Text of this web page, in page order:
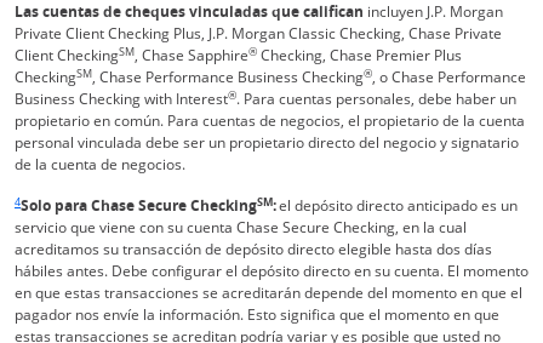
Las cuentas de cheques vinculadas que califican incluyen J.P. Morgan
Private Client Checking Plus, J.P. Morgan Classic Checking, Chase Private
Client CheckingSM, Chase Sapphire® Checking, Chase Premier Plus
CheckingSM, Chase Performance Business Checking®, o Chase Performance
Business Checking with Interest®. Para cuentas personales, debe haber un
propietario en común. Para cuentas de negocios, el propietario de la cuenta
personal vinculada debe ser un propietario directo del negocio y signatario
de la cuenta de negocios.
4Solo para Chase Secure CheckingSM:el depósito directo anticipado es un
servicio que viene con su cuenta Chase Secure Checking, en la cual
acreditamos su transacción de depósito directo elegible hasta dos días
hábiles antes. Debe configurar el depósito directo en su cuenta. El momento
en que estas transacciones se acreditarán depende del momento en que el
pagador nos envíe la información. Esto significa que el momento en que
estas transacciones se acreditan podría variar y es posible que usted no